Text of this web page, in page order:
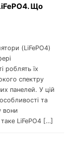
Що
(LiFePO4)
роблять їх
спектру
панелей. У цій
та
вони
LiFePO4 […]